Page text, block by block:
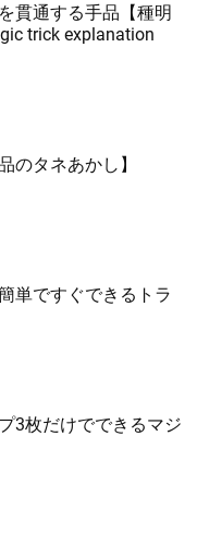
貫通する手品【種明
trick explanation
のタネあかし】
単ですぐできるトラ
3枚だけでできるマジ